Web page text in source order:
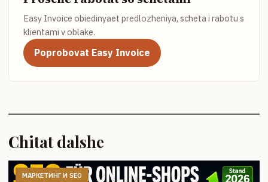
Easy Invoice obiedinyaet predlozheniya, scheta i rabotu s
klientami v oblake.
Poprobovat Easy Invoice
Chitat dalshe
МАРКЕТИНГ И SEO